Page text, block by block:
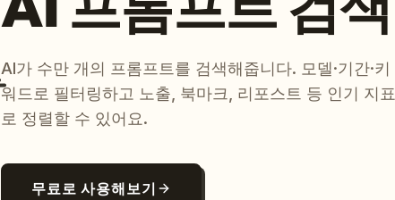
AI가 수만 개의 프롬프트를 검색해줍니다. 모델·기간·키
워드로 필터링하고 노출, 북마크, 리포스트 등 인기 지표
로 정렬할 수 있어요.
무료로 사용해보기